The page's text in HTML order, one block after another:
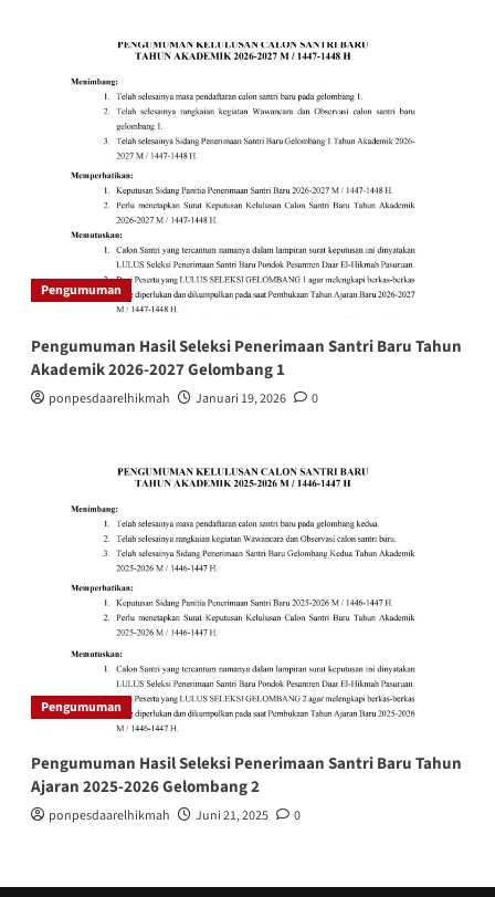
Pengumuman
Pengumuman Hasil Seleksi Penerimaan Santri Baru Tahun
Akademik 2026-2027 Gelombang 1
ponpesdaarelhikmah Januari 19, 2026 0
Pengumuman
Pengumuman Hasil Seleksi Penerimaan Santri Baru Tahun
Ajaran 2025-2026 Gelombang 2
ponpesdaarelhikmah Juni 21, 2025 0